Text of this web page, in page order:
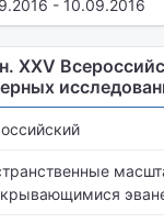
- 10.09.2016
XXV